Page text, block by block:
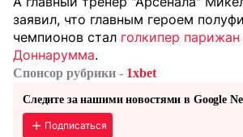
заявил, что главным героем
чемпионов стал голкипер
Доннарумма.
Спонсор рубрики - 1xbet
Следите за нашими новостями в Google
Подписаться